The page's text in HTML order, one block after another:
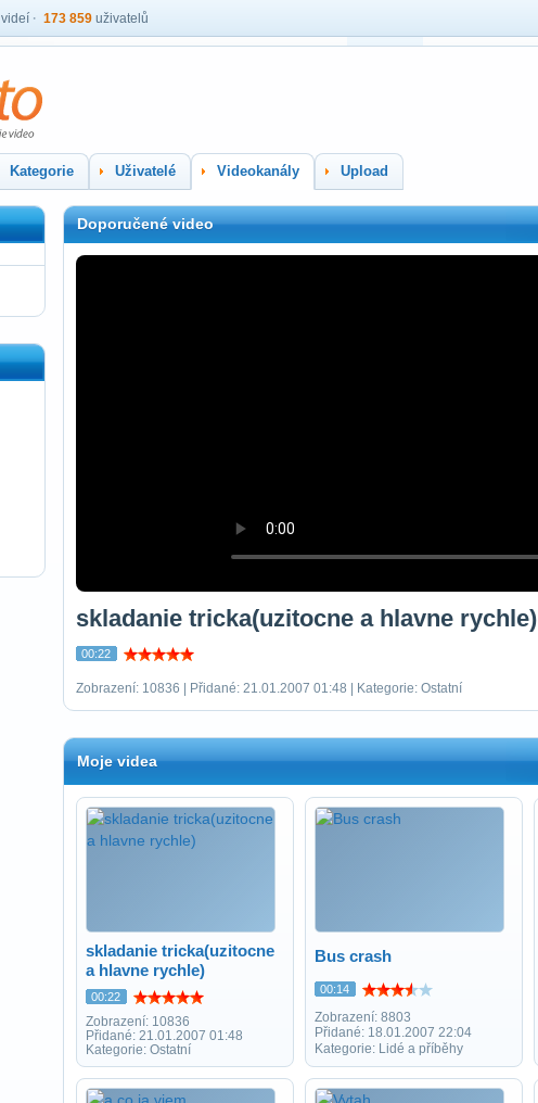
videí 173 859 uživatelů
Kategorie Uživatelé Videokanály Upload
Doporučené video
skladanie tricka(uzitocne a hlavne rychle)
00:22
Zobrazení: 10836 | Přidané: 21.01.2007 01:48 | Kategorie: Ostatní
Moje videa
skladanie tricka(uzitocne
a hlavne rychle)
00:22
Zobrazení: 10836
Přidané: 21.01.2007 01:48
Kategorie: Ostatní
Bus crash
00:14
Zobrazení: 8803
Přidané: 18.01.2007 22:04
Kategorie: Lidé a příběhy